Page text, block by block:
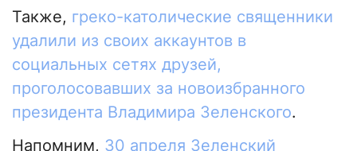
Также, греко-католические священники
удалили из своих аккаунтов в
социальных сетях друзей,
проголосовавших за новоизбранного
президента Владимира Зеленского.
Напомним, 30 апреля Зеленский